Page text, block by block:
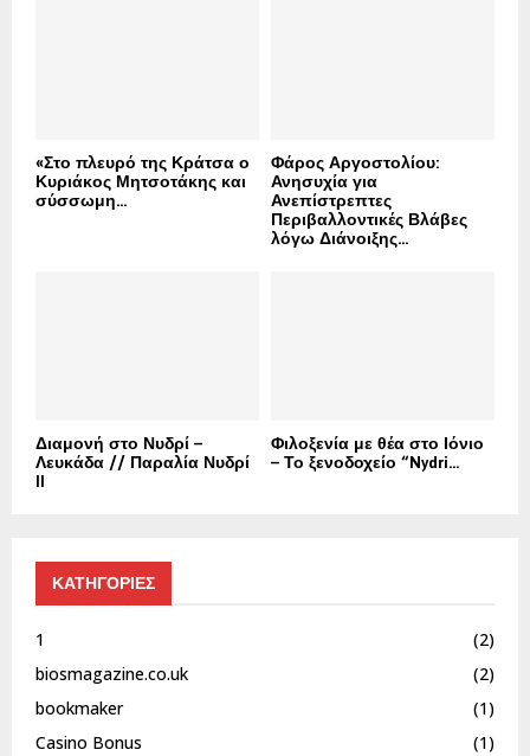
«Στο πλευρό της Κράτσα ο
Κυριάκος Μητσοτάκης και
σύσσωμη...
Φάρος Αργοστολίου:
Ανησυχία για
Ανεπίστρεπτες
Περιβαλλοντικές Βλάβες
λόγω Διάνοιξης...
Διαμονή στο Νυδρί –
Λευκάδα // Παραλία Νυδρί
II
Φιλοξενία με θέα στο Ιόνιο
– Το ξενοδοχείο “Nydri...
ΚΑΤΗΓΟΡΙΕΣ
1
(2)
biosmagazine.co.uk
(2)
bookmaker
(1)
Casino Bonus
(1)